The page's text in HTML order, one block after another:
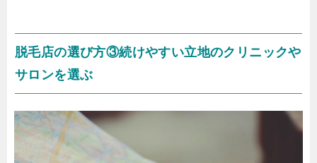
脱毛店の選び方③続けやすい立地のクリニックや
サロンを選ぶ